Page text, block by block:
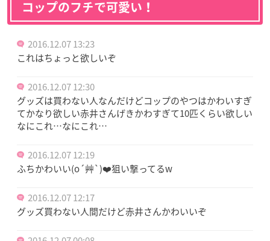
コップのフチで可愛い！
2016.12.07 13:23
これはちょっと欲しいぞ
2016.12.07 12:30
グッズは買わない人なんだけどコップのやつはかわいすぎ
てかなり欲しい赤井さんげきかわすぎて10匹くらい欲しい
なにこれ…なにこれ…
2016.12.07 12:19
ふちかわいい(o´艸`)❤️狙い撃ってるw
2016.12.07 12:17
グッズ買わない人間だけど赤井さんかわいいぞ